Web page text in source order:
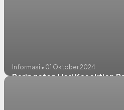
Informasi • 01 Oktober 2024
Peringatan Hari Kesaktian